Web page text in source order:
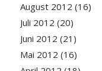
August 2012 (16)
Juli 2012 (20)
Juni 2012 (21)
Mai 2012 (16)